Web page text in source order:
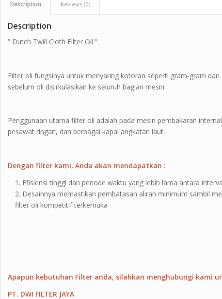
Description Reviews (0)
Description
” Dutch Twill Cloth Filter Oil ”
Filter oli fungsinya untuk menyaring kotoran seperti gram-gram
sebelum oli disirkulasikan ke seluruh bagian mesin.
Penggunaan utama filter oli adalah pada mesin pembakaran
pesawat ringan, dan berbagai kapal angkatan laut.
Dengan filter kami, Anda akan mendapatkan :
Efisiensi tinggi dan periode waktu yang lebih lama antara
Desainnya memastikan pembatasan aliran minimum sambil
filter oli kompetitif terkemuka
Apapun kebutuhan Filter anda, silahkan menghubungi kami
PT. DWI FILTER JAYA